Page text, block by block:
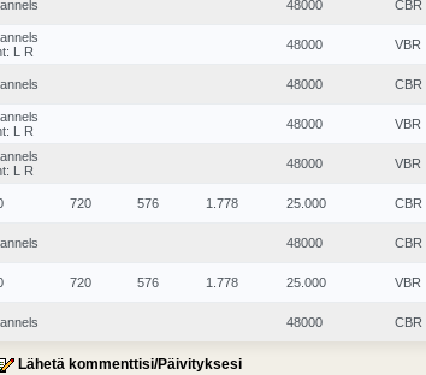
48000 CBR
L R
48000 VBR
48000 CBR
L R
48000 VBR
L R
48000 VBR
720 576 1.778 25.000 CBR
48000 CBR
720 576 1.778 25.000 VBR
48000 CBR
Lähetä kommenttisi/Päivityksesi